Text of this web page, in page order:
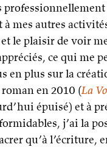
à mes autres
le plaisir de voir
ce qui me
en plus sur la
en 2010 (La
épuisé) et à
j’ai la
qu’à l’écriture,